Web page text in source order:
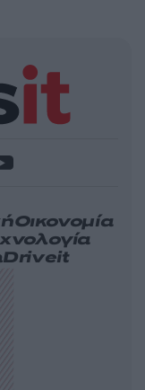
Οικονομία
Driveit